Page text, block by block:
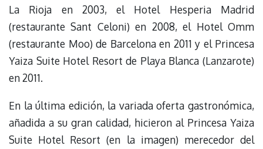
La Rioja en 2003, el Hotel Hesperia Madrid
(restaurante Sant Celoni) en 2008, el Hotel Omm
(restaurante Moo) de Barcelona en 2011 y el Princesa
Yaiza Suite Hotel Resort de Playa Blanca (Lanzarote)
en 2011.
En la última edición, la variada oferta gastronómica,
añadida a su gran calidad, hicieron al Princesa Yaiza
Suite Hotel Resort (en la imagen) merecedor del